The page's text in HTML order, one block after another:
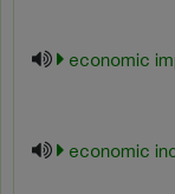
economic
economic